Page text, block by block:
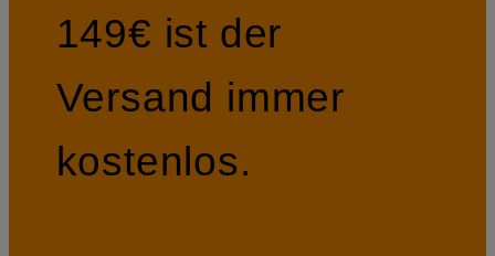
149€ ist der
Versand immer
kostenlos.